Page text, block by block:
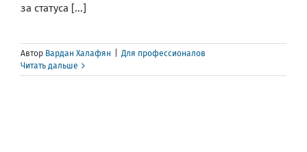
за статуса [...]
Автор Вардан Халафян
Для профессионалов
Читать дальше